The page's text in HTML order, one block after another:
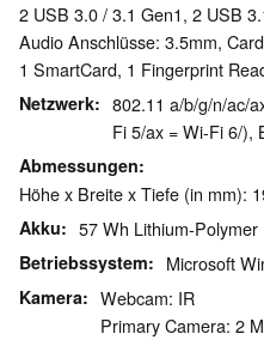
2 USB 3.0 / 3.1 Gen1, 2 USB
Audio Anschlüsse: 3.5mm,
1 SmartCard, 1 Fingerprint
Netzwerk
802.11 a/b/g/n/ac/
Fi 5/ax = Wi-Fi 6/),
Abmessungen
Höhe x Breite x Tiefe (in mm):
Akku 57 Wh Lithium-Polymer
Betriebssystem Microsoft
Kamera
Webcam: IR
Primary Camera: 2